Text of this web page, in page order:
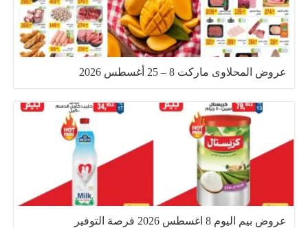
عروض المحلاوى ماركت 8 – 25 أغسطس 2026
عروض بيم اليوم 8 اغسطس 2026 فرصة التوفير